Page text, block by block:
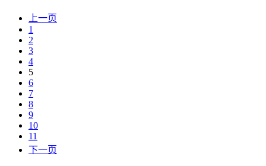
上一页
1
2
3
4
5
6
7
8
9
10
11
下一页